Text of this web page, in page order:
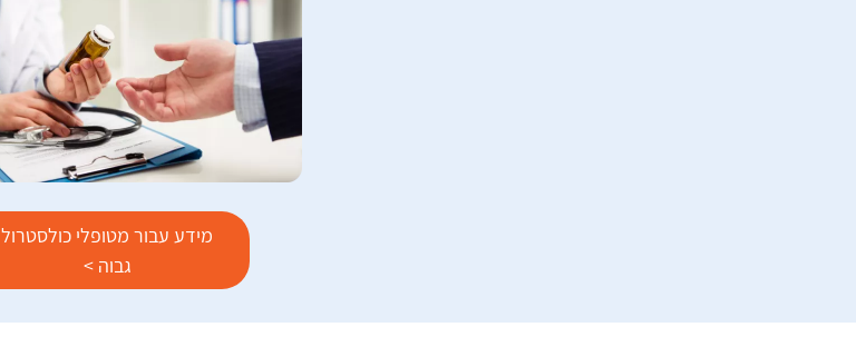
מידע עבור מטופלי כולסטרול
גבוה >